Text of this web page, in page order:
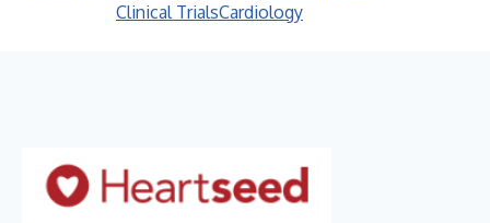
Clinical TrialsCardiology